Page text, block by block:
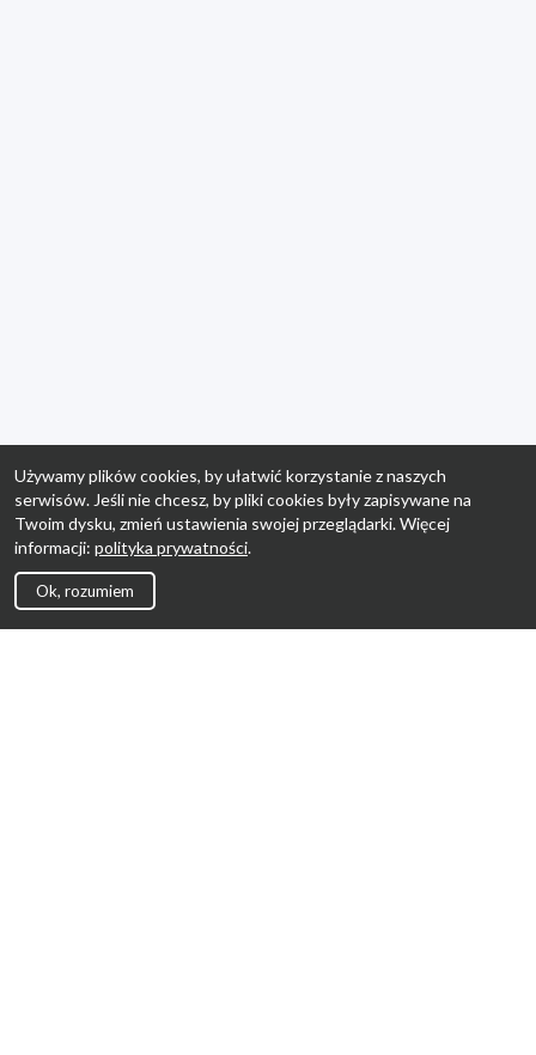
Używamy plików cookies, by ułatwić korzystanie z naszych
serwisów. Jeśli nie chcesz, by pliki cookies były zapisywane na
Twoim dysku, zmień ustawienia swojej przeglądarki. Więcej
informacji: polityka prywatności.
Ok, rozumiem